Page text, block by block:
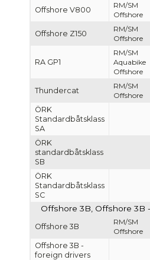
Offshore V800
RM/SM
Offshore
Offshore Z150
RM/SM
Offshore
RA GP1
RM/SM
Aquabike
Offshore
Thundercat
RM/SM
Offshore
ÖRK
Standardbåtsklass
SA
ÖRK
standardbåtsklass
SB
ÖRK
Standardbåtsklass
SC
Offshore 3B, Offshore 3B
Offshore 3B
RM/SM
Offshore
Offshore 3B -
foreign drivers